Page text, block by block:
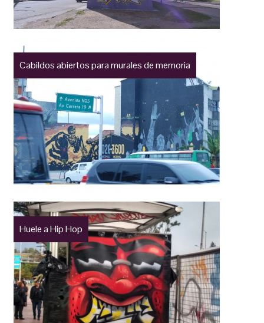
Cabildos abiertos para murales de memoria
Huele a Hip Hop